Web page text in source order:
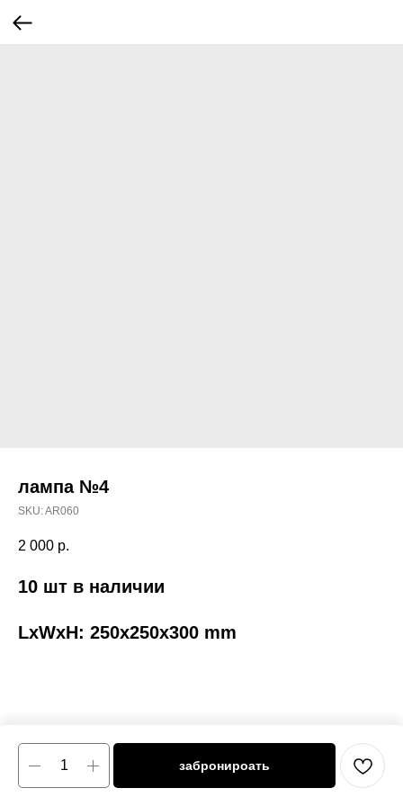
лампа №4
SKU:AR060
2 000 р.
забронироать
10 шт в наличии
LxWxH: 250x250x300 mm